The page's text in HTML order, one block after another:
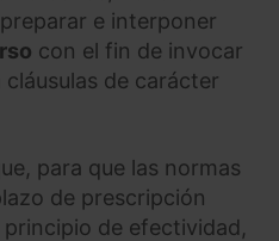
e interponer
con el fin de invocar
de carácter
para que las normas
de prescripción
de efectividad,